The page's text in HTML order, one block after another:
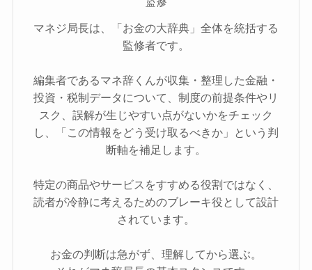
マネジ局長は、「お金の大辞典」全体を統括する
監修者です。
編集者であるマネ辞くんが収集・整理した金融・
投資・税制データについて、制度の前提条件やリ
スク、誤解が生じやすい点がないかをチェック
し、「この情報をどう受け取るべきか」という判
断軸を補足します。
特定の商品やサービスをすすめる役割ではなく、
読者が冷静に考えるためのブレーキ役として設計
されています。
お金の判断は急がず、理解してから選ぶ。